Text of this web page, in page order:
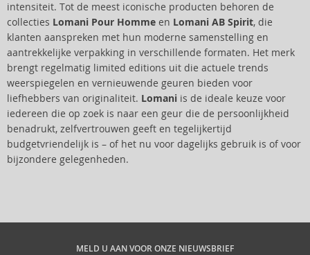
intensiteit. Tot de meest iconische producten behoren de
collecties Lomani Pour Homme en Lomani AB Spirit, die
klanten aanspreken met hun moderne samenstelling en
aantrekkelijke verpakking in verschillende formaten. Het merk
brengt regelmatig limited editions uit die actuele trends
weerspiegelen en vernieuwende geuren bieden voor
liefhebbers van originaliteit. Lomani is de ideale keuze voor
iedereen die op zoek is naar een geur die de persoonlijkheid
benadrukt, zelfvertrouwen geeft en tegelijkertijd
budgetvriendelijk is – of het nu voor dagelijks gebruik is of voor
bijzondere gelegenheden.
MELD U AAN VOOR ONZE NIEUWSBRIEF